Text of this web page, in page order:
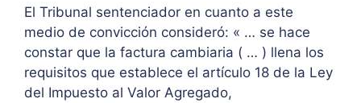
El Tribunal sentenciador en cuanto a este
medio de convicción consideró: « … se hace
constar que la factura cambiaria ( … ) llena los
requisitos que establece el artículo 18 de la Ley
del Impuesto al Valor Agregado,